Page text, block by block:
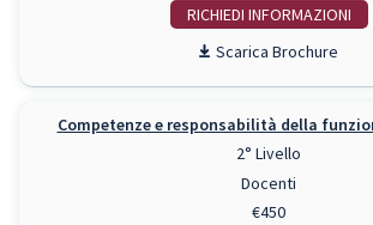
RICHIEDI INFO
Scarica Brochure
Competenze e responsabilità della
2° Livello
Docenti
€450